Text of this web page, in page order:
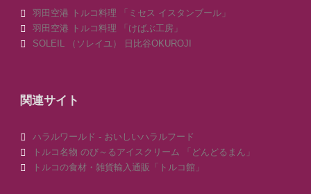
羽田空港 トルコ料理 「ミセス イスタンブール」
羽田空港 トルコ料理 「けばぶ工房」
SOLEIL （ソレイユ） 日比谷OKUROJI
関連サイト
ハラルワールド - おいしいハラルフード
トルコ名物 のび～るアイスクリーム 「どんどるまん」
トルコの食材・雑貨輸入通販「トルコ館」